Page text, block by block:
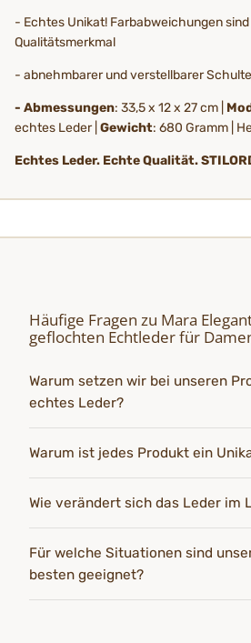
- Echtes Unikat! Farbabweichungen
Qualitätsmerkmal
- abnehmbarer und verstellbarer
- Abmessungen: 33,5 x 12 x 27 cm |
echtes Leder | Gewicht: 680 Gramm |
Echtes Leder. Echte Qualität.
Häufige Fragen zu Mara
geflochten Echtleder für
Warum setzen wir bei unseren
echtes Leder?
Warum ist jedes Produkt ein
Wie verändert sich das Leder im
Für welche Situationen sind
besten geeignet?